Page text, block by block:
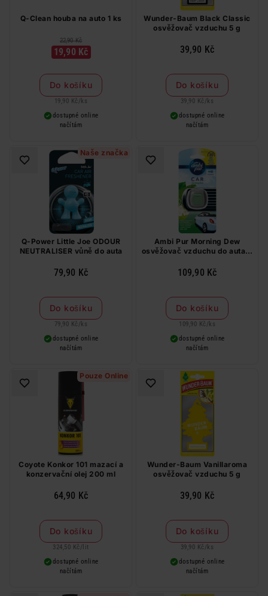
Q-Clean houba na auto 1 ks
22,90 Kč
19,90 Kč
Do košíku
19,90 Kč / ks
dostupné online
načítám
Wunder-Baum Black Classic
osvěžovač vzduchu 5 g
39,90 Kč
Do košíku
39,90 Kč / ks
dostupné online
načítám
Naše značka
Q-Power Little Joe ODOUR
NEUTRALISER vůně do auta
79,90 Kč
Do košíku
79,90 Kč / ks
dostupné online
načítám
Ambi Pur Morning Dew
osvěžovač vzduchu do auta 2
109,90 Kč
Do košíku
109,90 Kč / ks
dostupné online
načítám
Pouze Online
Coyote Konkor 101 mazací a
konzervační olej 200 ml
64,90 Kč
Do košíku
324,50 Kč / lit
dostupné online
načítám
Wunder-Baum Vanillaroma
osvěžovač vzduchu 5 g
39,90 Kč
Do košíku
39,90 Kč / ks
dostupné online
načítám